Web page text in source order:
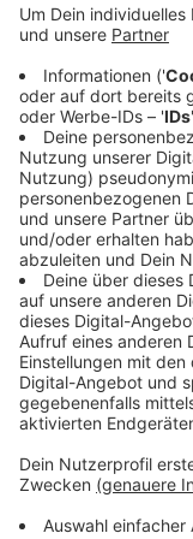
Außerdem seien
geeignet. Dort
Köster. Die
Schneidewind
in Kontakt zu
Veröffentlicht:
Anzeige